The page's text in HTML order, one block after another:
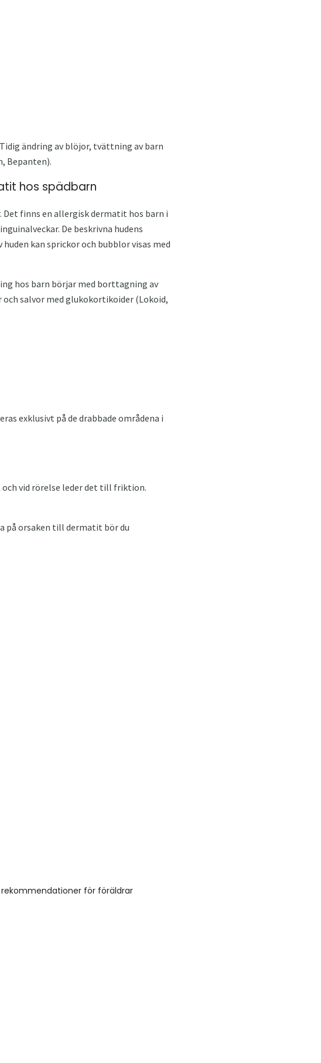
ändring av blöjor, tvättning av barn
Bepanten).
hos spädbarn
finns en allergisk dermatit hos barn i
De beskrivna hudens
kan sprickor och bubblor visas med
hos barn börjar med borttagning av
salvor med glukokortikoider (Lokoid,
exklusivt på de drabbade områdena i
vid rörelse leder det till friktion.
på orsaken till dermatit bör du
för föräldrar